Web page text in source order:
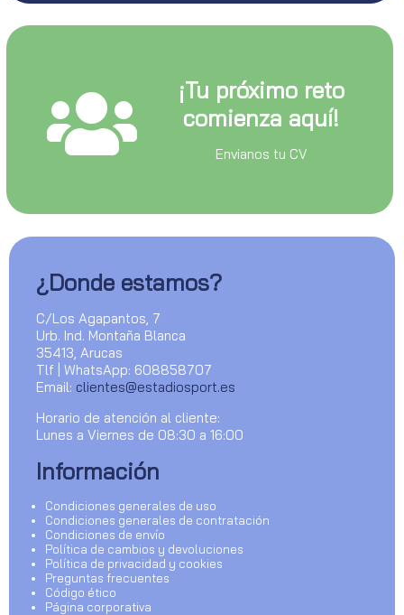
¡Tu próximo reto
comienza aquí!
Envianos tu CV
¿Donde estamos?
C/Los Agapantos, 7
Urb. Ind. Montaña Blanca
35413, Arucas
Tlf | WhatsApp: 608858707
Email: clientes@estadiosport.es
Horario de atención al cliente:
Lunes a Viernes de 08:30 a 16:00
Información
Condiciones generales de uso
Condiciones generales de contratación
Condiciones de envío
Política de cambios y devoluciones
Política de privacidad y cookies
Preguntas frecuentes
Código ético
Página corporativa